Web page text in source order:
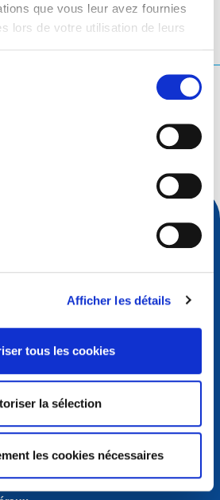
que vous leur avez fournies
lors de votre utilisation de leurs
Afficher les détails
tous les cookies
la sélection
les cookies nécessaires
?
Domains vzw (EURid)